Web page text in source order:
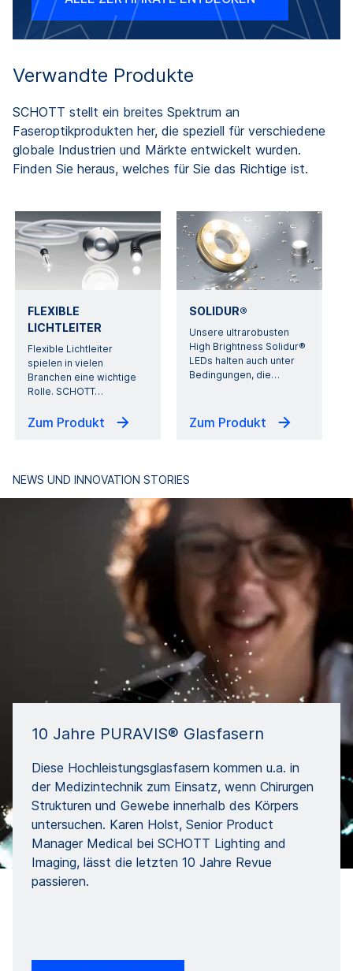
Verwandte Produkte
SCHOTT stellt ein breites Spektrum an
Faseroptikprodukten her, die speziell für verschiedene
globale Industrien und Märkte entwickelt wurden.
Finden Sie heraus, welches für Sie das Richtige ist.
FLEXIBLE
LICHTLEITER
Flexible Lichtleiter
spielen in vielen
Branchen eine wichtige
Rolle. SCHOTT…
Zum Produkt
SOLIDUR®
Unsere ultrarobusten
High Brightness Solidur®
LEDs halten auch unter
Bedingungen, die…
Zum Produkt
NEWS UND INNOVATION STORIES
10 Jahre PURAVIS® Glasfasern
Diese Hochleistungsglasfasern kommen u.a. in
der Medizintechnik zum Einsatz, wenn Chirurgen
Strukturen und Gewebe innerhalb des Körpers
untersuchen. Karen Holst, Senior Product
Manager Medical bei SCHOTT Lighting and
Imaging, lässt die letzten 10 Jahre Revue
passieren.